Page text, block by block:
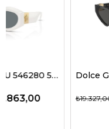
₺12.563,00
₺19.327,00